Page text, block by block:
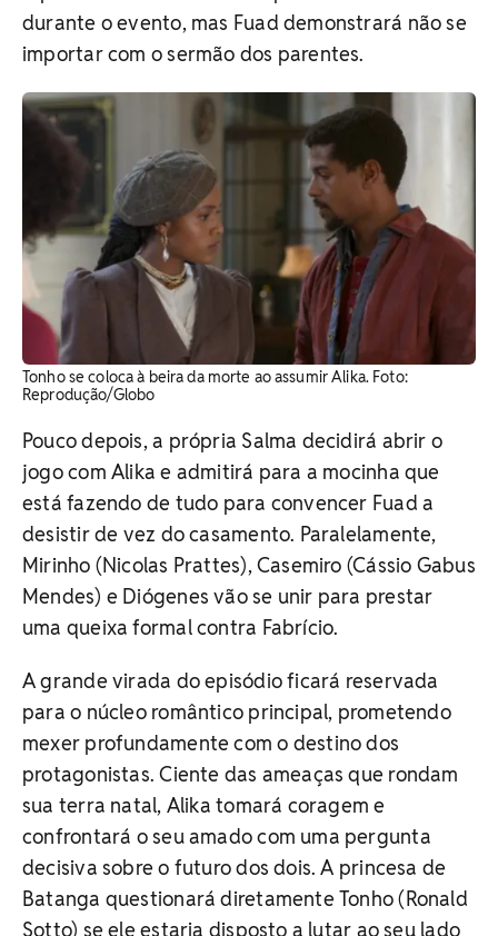
durante o evento, mas Fuad demonstrará não se
importar com o sermão dos parentes.
Tonho se coloca à beira da morte ao assumir Alika. ​Foto:
Reprodução/Globo
Pouco depois, a própria Salma decidirá abrir o
jogo com Alika e admitirá para a mocinha que
está fazendo de tudo para convencer Fuad a
desistir de vez do casamento. Paralelamente,
Mirinho (Nicolas Prattes), Casemiro (Cássio Gabus
Mendes) e Diógenes vão se unir para prestar
uma queixa formal contra Fabrício.
A grande virada do episódio ficará reservada
para o núcleo romântico principal, prometendo
mexer profundamente com o destino dos
protagonistas. Ciente das ameaças que rondam
sua terra natal, Alika tomará coragem e
confrontará o seu amado com uma pergunta
decisiva sobre o futuro dos dois. A princesa de
Batanga questionará diretamente Tonho (Ronald
Sotto) se ele estaria disposto a lutar ao seu lado